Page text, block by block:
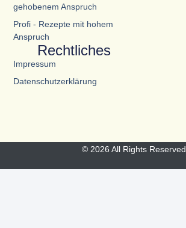
gehobenem Anspruch
Profi - Rezepte mit hohem
Anspruch
Rechtliches
Impressum
Datenschutzerklärung
© 2026 All Rights Reserved.